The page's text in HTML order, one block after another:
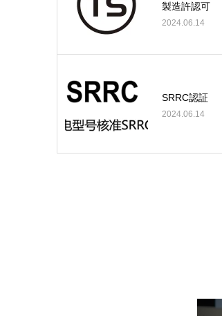
製造許認可
2024.06.14
SRRC認証
2024.06.14